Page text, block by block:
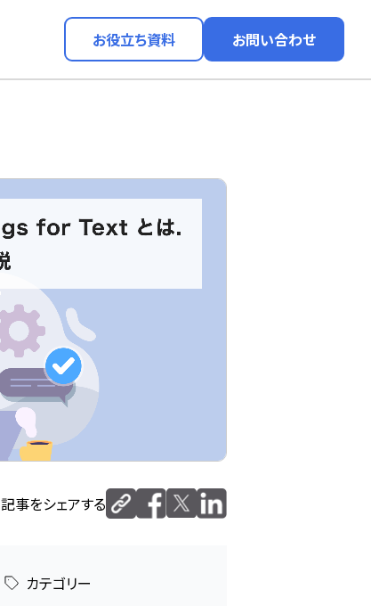
お役立ち資料 お問い合わせ
記事をシェアする
カテゴリー